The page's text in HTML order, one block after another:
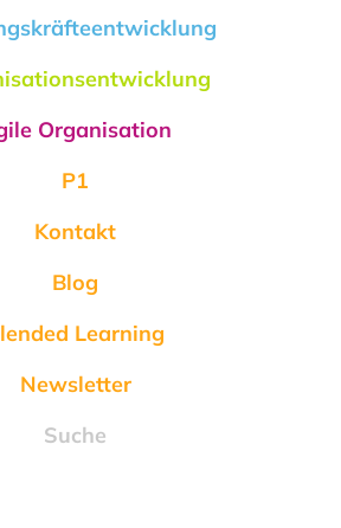
Organisation
P1
Kontakt
Blog
Learning
Newsletter
Suche